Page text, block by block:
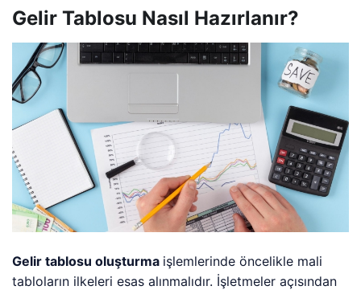
Gelir Tablosu Nasıl Hazırlanır?
Gelir tablosu oluşturma işlemlerinde öncelikle mali
tabloların ilkeleri esas alınmalıdır. İşletmeler açısından